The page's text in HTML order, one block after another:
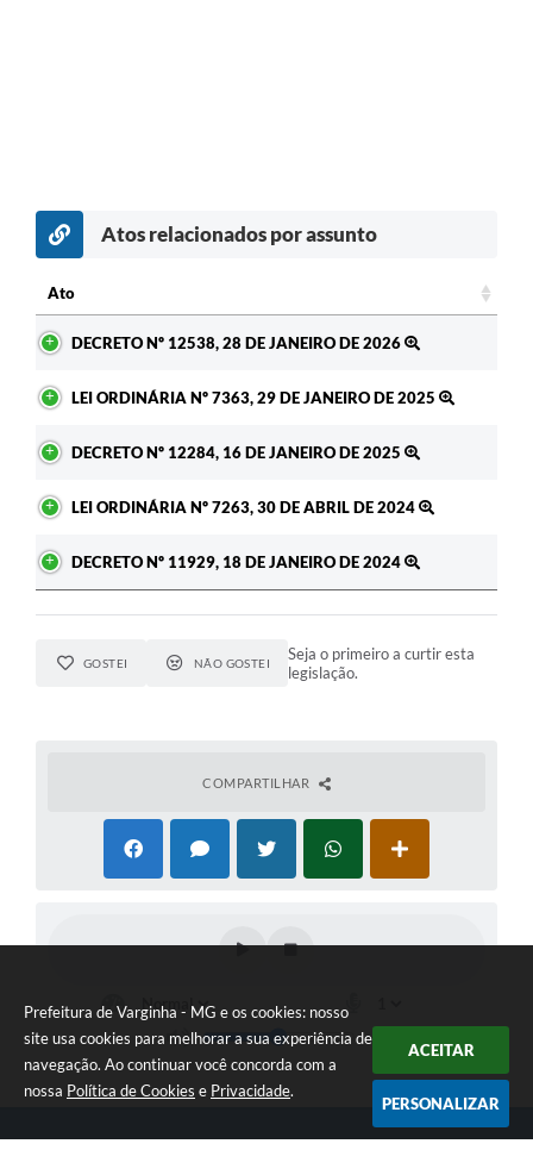
Prefeitura de Varginha - MG e os cookies: nosso
site usa cookies para melhorar a sua experiência de
navegação. Ao continuar você concorda com a
nossa Política de Cookies e Privacidade.
ACEITAR
PERSONALIZAR
Atos relacionados por assunto
Ato
DECRETO Nº 12538, 28 DE JANEIRO DE 2026
LEI ORDINÁRIA Nº 7363, 29 DE JANEIRO DE 2025
DECRETO Nº 12284, 16 DE JANEIRO DE 2025
LEI ORDINÁRIA Nº 7263, 30 DE ABRIL DE 2024
DECRETO Nº 11929, 18 DE JANEIRO DE 2024
GOSTEI NÃO GOSTEI
Seja o primeiro a curtir esta
legislação.
COMPARTILHAR